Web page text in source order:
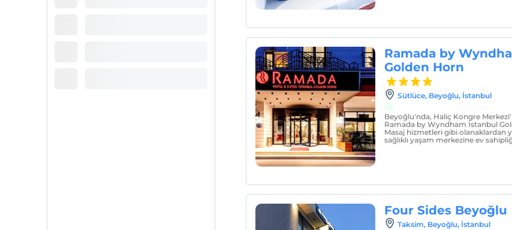
Ramada by
Golden Horn
Sütlüce, Beyoğlu, İstanbul
Beyoğlu'nda, Haliç Kongre
Ramada by Wyndham İstanbul
Masaj hizmetleri gibi olanaklardan
sağlıklı yaşam merkezine ev
Four Sides Beyoğlu
Taksim, Beyoğlu, İstanbul